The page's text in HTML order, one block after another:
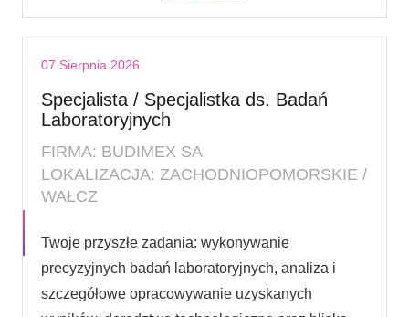
07 Sierpnia 2026
Specjalista / Specjalistka ds. Badań
Laboratoryjnych
FIRMA: BUDIMEX SA
LOKALIZACJA: ZACHODNIOPOMORSKIE /
WAŁCZ
Twoje przyszłe zadania: wykonywanie
precyzyjnych badań laboratoryjnych, analiza i
szczegółowe opracowywanie uzyskanych